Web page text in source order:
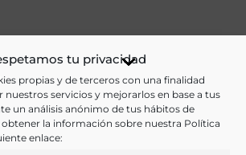
tu privacidad
propias y de terceros con una finalidad
nuestros servicios y mejorarlos en base a tus
un análisis anónimo de tus hábitos de
obtener la información sobre nuestra Política
enlace:
estas materias:
las palabras clave: